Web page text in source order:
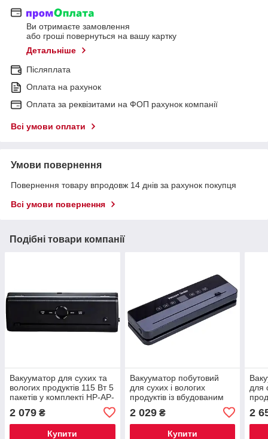
Ви отримаєте замовлення
або гроші повернуться на вашу картку
Детальніше
Післяплата
Оплата на рахунок
Оплата за реквізитами на ФОП рахунок компанії
Всі умови оплати
Умови повернення
Повернення товару впродовж 14 днів за рахунок покупця
Всі умови повернення
Подібні товари компанії
Вакууматор для сухих та
вологих продуктів 115 Вт 5
пакетів у комплекті HP-AP-
2 079 ₴
Купити
Вакууматор побутовий
для сухих і вологих
продуктів із вбудованим
різаком Сріблястий HP-11-
4
2 029₴
Купити
для
11-5
2